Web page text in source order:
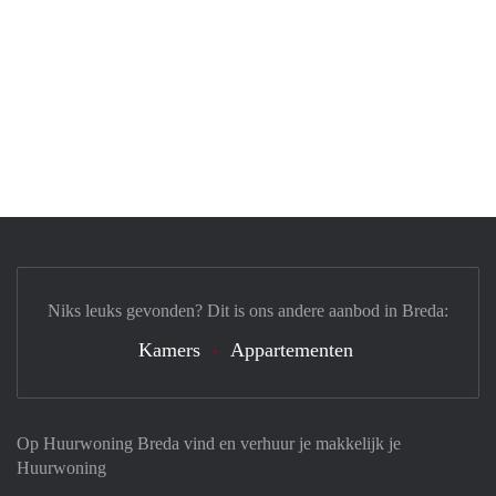
Op Huurwoning Breda vind en verhuur je makkelijk je
Huurwoning
Niks leuks gevonden? Dit is ons andere aanbod in Breda:
Kamers Appartementen